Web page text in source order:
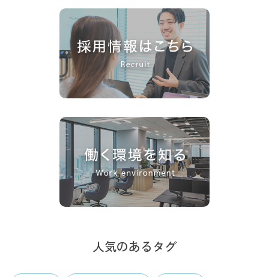
人気のあるタグ